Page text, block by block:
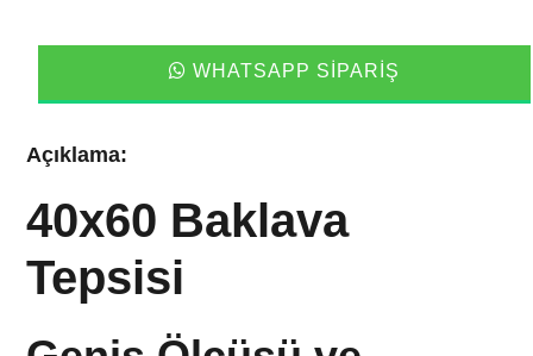
WHATSAPP SIPARIŞ
Açıklama:
40x60 Baklava
Tepsisi